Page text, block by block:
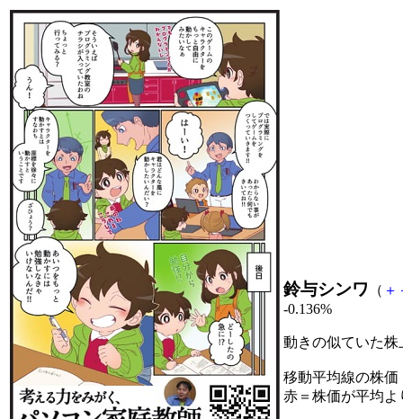
鈴与シンワ （ ＋
-0.136%
動きの似ていた
移動平均線の株価
赤＝株価が平均